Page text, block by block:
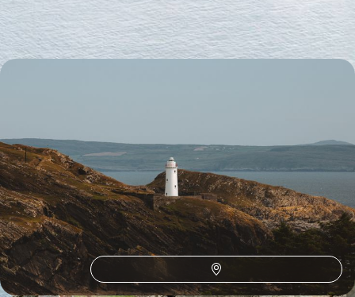
8 jours, de 2000 à 2900 €
contrées lacustres, landes et vieilles pierres
16 jours, de 2400 à 3200 €
Toutes nos suggestions de voyages avec vos enfants en
Irlande (3)